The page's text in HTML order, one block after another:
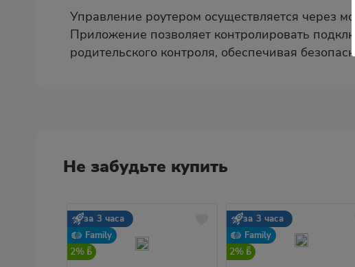
Управление роутером осуществляется через
Приложение позволяет контролировать
родительского контроля, обеспечивая
Не забудьте купить
за 3 часа
Family
2%
за 3 часа
Family
2%